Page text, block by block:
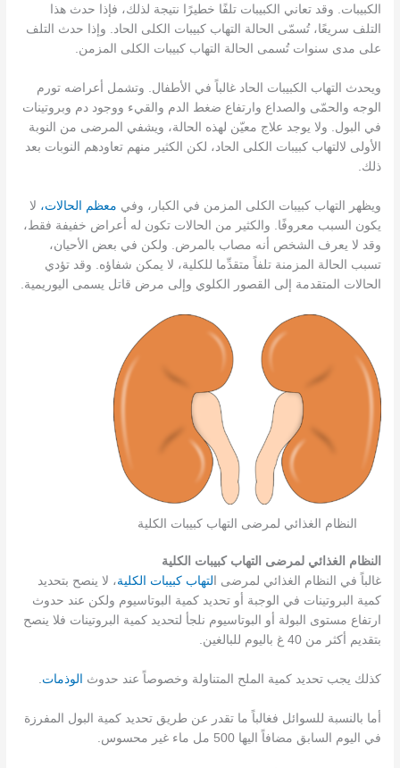
الكبيبات. وقد تعاني الكبيبات تلفًا خطيرًا نتيجة لذلك، فإذا حدث هذا
التلف سريعًا، تُسمّى الحالة التهاب كبيبات الكلى الحاد. وإذا حدث التلف
على مدى سنوات تُسمى الحالة التهاب كبيبات الكلى المزمن.
ويحدث التهاب الكبيبات الحاد غالباً في الأطفال. وتشمل أعراضه تورم
الوجه والحمّى والصداع وارتفاع ضغط الدم والقيء ووجود دم وبروتينات
في البول. ولا يوجد علاج معيّن لهذه الحالة، ويشفي المرضى من النوبة
الأولى لالتهاب كبيبات الكلى الحاد، لكن الكثير منهم تعاودهم النوبات بعد
ذلك.
ويظهر التهاب كبيبات الكلى المزمن في الكبار، وفي معظم الحالات، لا
يكون السبب معروفًا. والكثير من الحالات تكون له أعراض خفيفة فقط،
وقد لا يعرف الشخص أنه مصاب بالمرض. ولكن في بعض الأحيان،
تسبب الحالة المزمنة تلفاً متقدِّما للكلية، لا يمكن شفاؤه. وقد تؤدي
الحالات المتقدمة إلى القصور الكلوي وإلى مرض قاتل يسمى اليوريمية.
النظام الغذائي لمرضى التهاب كبيبات الكلية
النظام الغذائي لمرضى التهاب كبيبات الكلية
غالباً في النظام الغذائي لمرضى ا لتهاب كبيبات الكلية، لا ينصح بتحديد
كمية البروتينات في الوجبة أو تحديد كمية البوتاسيوم ولكن عند حدوث
ارتفاع مستوى البولة أو البوتاسيوم نلجأ لتحديد كمية البروتينات فلا ينصح
بتقديم أكثر من 40 غ باليوم للبالغين.
كذلك يجب تحديد كمية الملح المتناولة وخصوصاً عند حدوث الوذمات.
أما بالنسبة للسوائل فغالباً ما تقدر عن طريق تحديد كمية البول المفرزة
في اليوم السابق مضافاً اليها 500 مل ماء غير محسوس.